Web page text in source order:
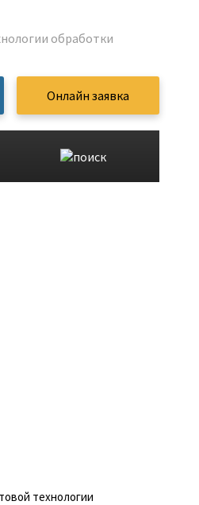
обработки
Онлайн заявка
технологии